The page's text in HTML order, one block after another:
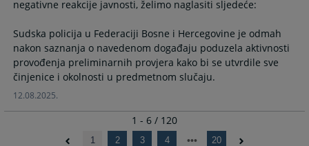
negativne reakcije javnosti, želimo naglasiti sljedeće:
Sudska policija u Federaciji Bosne i Hercegovine je odmah
nakon saznanja o navedenom događaju poduzela aktivnosti
provođenja preliminarnih provjera kako bi se utvrdile sve
12.08.2025.
1 - 6 / 120
1 2 3 4 20